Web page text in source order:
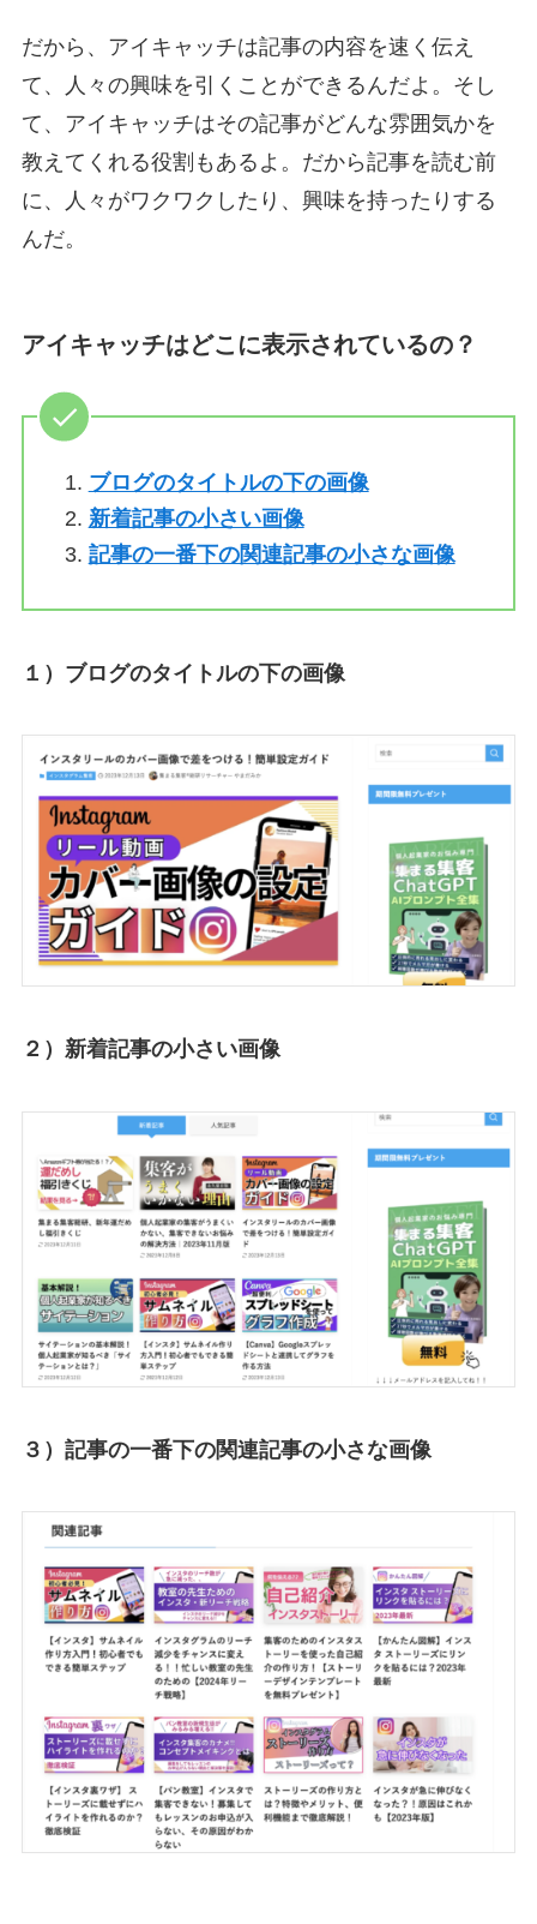
だから、アイキャッチは記事の内容を速く伝え
て、人々の興味を引くことができるんだよ。そし
て、アイキャッチはその記事がどんな雰囲気かを
教えてくれる役割もあるよ。だから記事を読む前
に、人々がワクワクしたり、興味を持ったりする
んだ。
アイキャッチはどこに表示されているの？
ブログのタイトルの下の画像
新着記事の小さい画像
記事の一番下の関連記事の小さな画像
１）ブログのタイトルの下の画像
２）新着記事の小さい画像
３）記事の一番下の関連記事の小さな画像